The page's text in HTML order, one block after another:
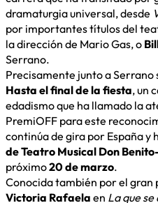
dramaturgia universal, desde
por importantes títulos del
la dirección de Mario Gas, o
Serrano.
Precisamente junto a Serrano
Hasta el final de la fiesta, un
edadismo que ha llamado la
PremiOFF para este
continúa de gira por España y
de Teatro Musical Don
próximo20 de marzo.
Conocida también por el gran
Victoria Rafaela en La que